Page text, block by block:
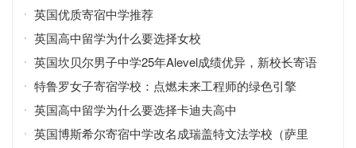
英国优质寄宿中学推荐
英国高中留学为什么要选择女校
英国坎贝尔男子中学25年Alevel成绩优异，新校长寄语
特鲁罗女子寄宿学校：点燃未来工程师的绿色引擎
英国高中留学为什么要选择卡迪夫高中
英国博斯希尔寄宿中学改名成瑞盖特文法学校（萨里